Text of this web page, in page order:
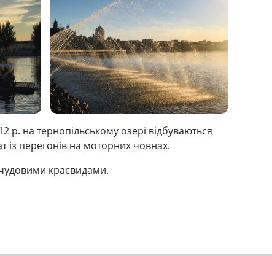
на тернопільському озері відбуваються
із перегонів на моторних човнах.
краєвидами.